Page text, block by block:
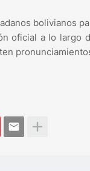
bolivianos
oficial a lo largo